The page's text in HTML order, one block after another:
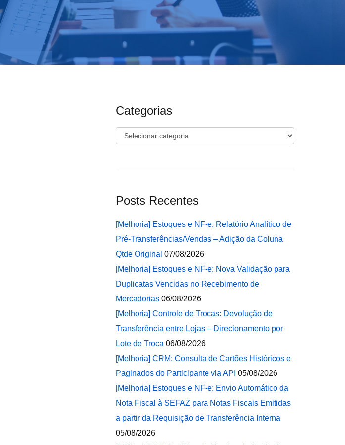
Categorias
Categorias
Posts Recentes
[Melhoria] Estoques e NF-e: Relatório Analítico de
Pré-Transferências/Vendas – Adição da Coluna
Qtde Original 07/08/2026
[Melhoria] Estoques e NF-e: Nova Validação para
Duplicatas Vencidas no Recebimento de
Mercadorias 06/08/2026
[Melhoria] Controle de Trocas: Devolução de
Transferência entre Lojas – Direcionamento por
Lote de Troca 06/08/2026
[Melhoria] CRM: Consulta de Cartões Históricos e
Paginados do Participante via API 05/08/2026
[Melhoria] Estoques e NF-e: Envio Automático da
Nota Fiscal à SEFAZ para Notas Fiscais Emitidas
a partir da Requisição de Transferência Interna
05/08/2026